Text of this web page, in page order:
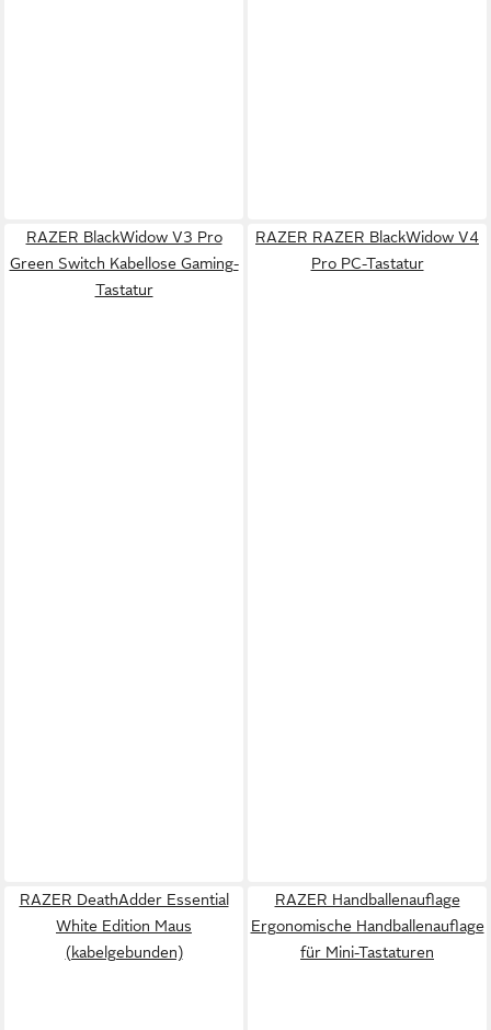
RAZER BlackWidow V3 Pro
Green Switch Kabellose Gaming-
Tastatur
RAZER RAZER BlackWidow V4
Pro PC-Tastatur
RAZER DeathAdder Essential
White Edition Maus
(kabelgebunden)
RAZER Handballenauflage
Ergonomische Handballenauflage
für Mini-Tastaturen